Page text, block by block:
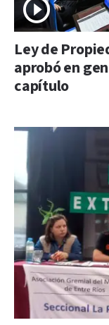
Ley de
aprobó en
capítulo